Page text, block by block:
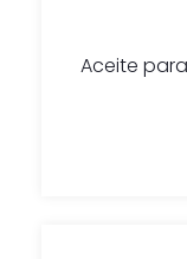
Aceite